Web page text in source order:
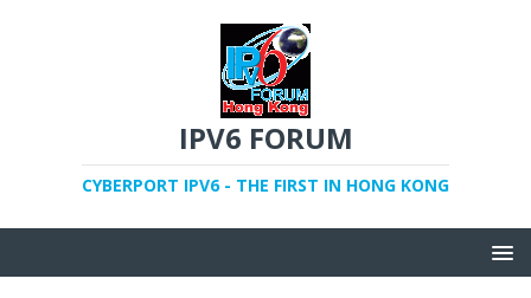
IPV6 FORUM
CYBERPORT IPV6 - THE FIRST IN HONG KONG